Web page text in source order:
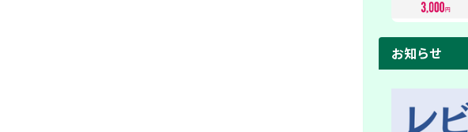
お知らせ